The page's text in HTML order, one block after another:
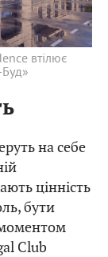
втілює
на себе
цінність
бути
Club